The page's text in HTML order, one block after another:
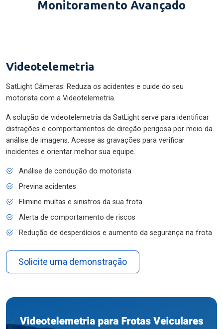
Monitoramento Avançado
Videotelemetria
SatLight Câmeras: Reduza os acidentes e cuide do seu
motorista com a Videotelemetria.
A solução de videotelemetria da SatLight serve para identificar
distrações e comportamentos de direção perigosa por meio da
análise de imagens. Acesse as gravações para verificar
incidentes e orientar melhor sua equipe.
Análise de condução do motorista
Previna acidentes
Elimine multas e sinistros da sua frota
Alerta de comportamento de riscos
Redução de desperdícios e aumento da segurança na frota
Solicite uma demonstração